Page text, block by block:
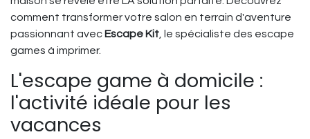
comment transformer votre salon en terrain d'aventure
passionnant avec Escape Kit, le spécialiste des escape
games à imprimer.
L'escape game à domicile :
l'activité idéale pour les
vacances